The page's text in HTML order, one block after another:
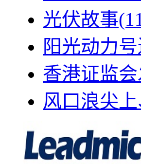
光伏故事
阳光动力
香港证监
风口浪尖